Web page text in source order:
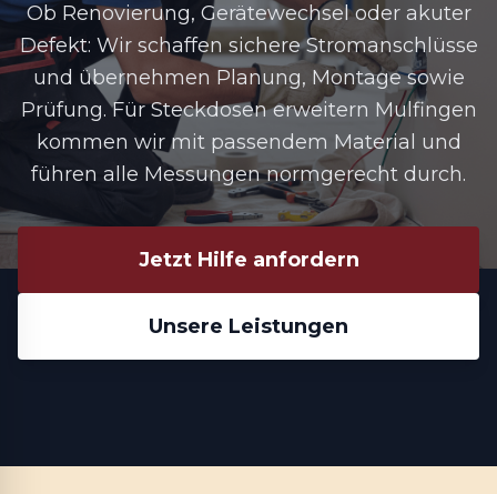
Ob Renovierung, Gerätewechsel oder akuter
Defekt: Wir schaffen sichere Stromanschlüsse
und übernehmen Planung, Montage sowie
Prüfung. FürSteckdosen erweitern Mulfingen
kommen wir mit passendem Material und
führen alle Messungen normgerecht durch.
Jetzt Hilfe anfordern
Unsere Leistungen